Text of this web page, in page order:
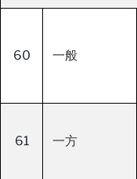
60 一般
61 一方